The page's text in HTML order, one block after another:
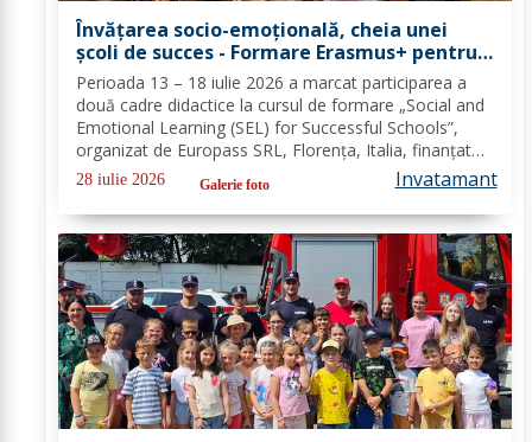
Învățarea socio-emoțională, cheia unei
școli de succes - Formare Erasmus+ pentru
două cadre didactice de la Școala
Gimnazială „Spiru Haret” Dorohoi - FOTO
Perioada 13 – 18 iulie 2026 a marcat participarea a
două cadre didactice la cursul de formare „Social and
Emotional Learning (SEL) for Successful Schools”,
organizat de Europass SRL, Florența, Italia, finanțat
prin programul de Acreditare Erasmus +, domeniul
educație școlară număr de referință...
28 iulie 2026 Galerie foto Invatamant